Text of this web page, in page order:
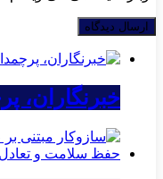
خبرنگاران،